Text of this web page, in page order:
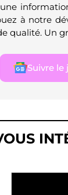
à notre
qualité. Un
Suivre le